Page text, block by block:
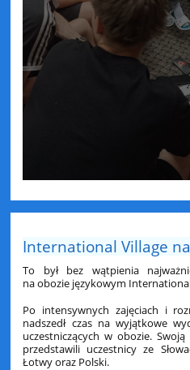
International Village na
To był bez wątpienia
na obozie językowym International
Po intensywnych zajęciach i
nadszedł czas na wyjątkowe
uczestniczących w obozie.
przedstawili uczestnicy ze
Łotwy oraz Polski.